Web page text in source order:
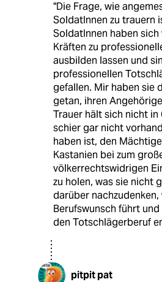
"Die Frage, wie
SoldatInnen zu trauern
SoldatInnen haben
Kräften zu
ausbilden lassen und
professionellen
gefallen. Mir haben sie
getan, ihren
Trauer hält sich nicht in
schier gar nicht
haben ist, den
Kastanien bei zum
völkerrechtswidrigen
zu holen, was sie nicht
darüber
Berufswunsch führt
den Totschlägerberuf
pitpit pat